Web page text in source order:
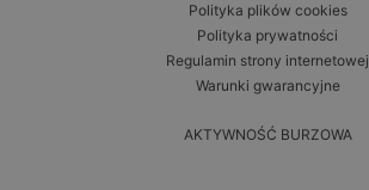
Polityka plików cookies
Polityka prywatności
Regulamin strony internetowej
Warunki gwarancyjne
AKTYWNOŚĆ BURZOWA